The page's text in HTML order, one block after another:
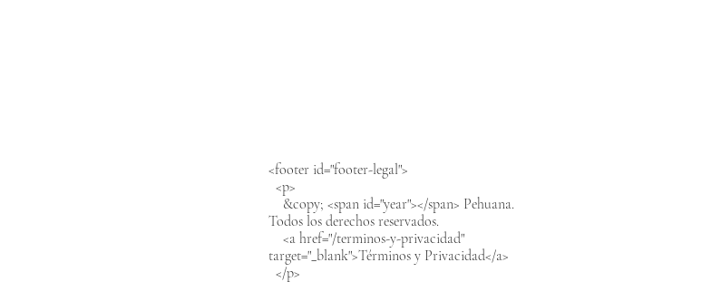
<footer id="footer-legal">
<p>
&copy; <span id="year"></span> Pehuana.
Todos los derechos reservados.
<a href="/terminos-y-privacidad"
target="_blank">Términos y Privacidad</a>
</p>